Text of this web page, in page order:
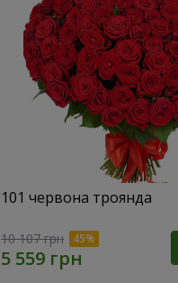
101 червона троянда
10 107 грн